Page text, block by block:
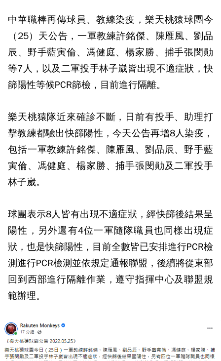
中華職棒再傳球員、教練染疫，樂天桃猿球團今
（25）天公告，一軍教練許銘傑、陳雁風、劉品
辰、野手藍寅倫、馮健庭、楊家勝、捕手張閔勛
等7人，以及二軍投手林子崴皆出現不適症狀，快
篩陽性等候PCR篩檢，目前進行隔離。
樂天桃猿隊近來確診不斷，日前有投手、助理打
擊教練都驗出快篩陽性，今天公告再增8人染疫，
包括一軍教練許銘傑、陳雁風、劉品辰、野手藍
寅倫、馮健庭、楊家勝、捕手張閔勛及二軍投手
林子崴。
球團表示8人皆有出現不適症狀，經快篩後結果呈
陽性，另外還有4位一軍隨隊職員也同樣出現症
狀，也是快篩陽性，目前全數皆已安排進行PCR檢
測進行PCR檢測並依規定通報聯盟，後續將從東部
回到西部進行隔離作業，遵守指揮中心及聯盟規
範辦理。